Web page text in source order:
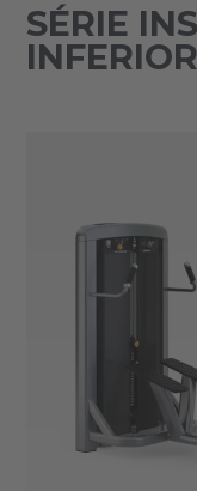
SÉRIE